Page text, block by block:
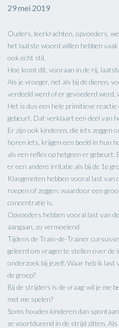
29 mei 2019
Ouders, leerkrachten, opvoeders,
het laatste woord willen hebben
ook echt stil.
Hoe komt dit, vooraan in de rij,
Als je vroeger, net als bij de dieren,
verdeeld werd of er gevoederd werd,
Het is dus een hele primitieve
gebeurt. Dat verklaart een deel van
Er zijn ook kinderen, die iets zeggen
horen iets, krijgen een beeld in hun
als een reflex op hetgeen er gebeurt.
er een andere irritatie als bij de 1e
Klasgenoten hebben vooral last van
roepen of zeggen, waardoor een
concentratie is.
Opvoeders hebben vooral last van
aangaan, zo vermoeiend.
Tijdens de Train-de-Trainer
geleerd om vragen te stellen over
onderzoek bij jezelf: Waar heb ik last
de groep?
Bij de strijders is de vraag: wil je me
met me spelen?
Soms houden kinderen dan
ze voortdurend in de strijd zitten. Als